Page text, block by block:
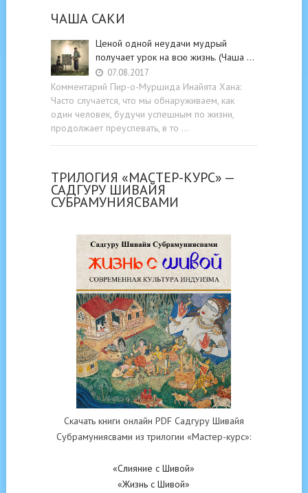
ЧАША САКИ
Ценой одной неудачи мудрый
получает урок на всю жизнь. (Чаша …
07.08.2017
Комментарий Пир-о-Муршида Инайята Хана:
Часто случается, что мы обнаруживаем, как
один человек, будучи успешным по жизни,
продолжает преуспевать, в то …
ТРИЛОГИЯ «МАСТЕР-КУРС» —
САДГУРУ ШИВАЙЯ
СУБРАМУНИЯСВАМИ
Скачать книги онлайн PDF Садгуру Шивайя
Субрамуниясвами из трилогии «Мастер-курс»:
«Слияние с Шивой»
«Жизнь с Шивой»